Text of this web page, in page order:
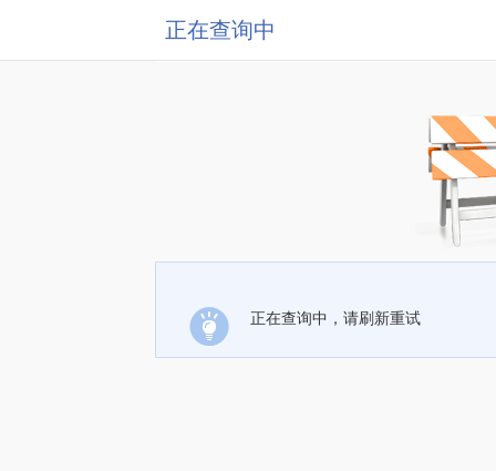
正在查询中
正在查询中，请刷新重试